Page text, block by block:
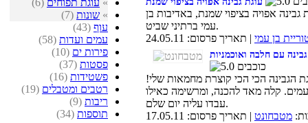
» עוגת תפוחים (6)
» שונות (7)
עוף (43)
עמים ועדות (58)
פירות ים (10)
פסטות (37)
פשטידות (16)
רטבים ומטבלים (19)
ריבות (9)
תוספות (34)
גבינה אפויה בציפוי שמנת, באדיבות בן
עמי ברתיני שביט.
בן עמי | תאריך פרסום: 24.05.11
עם חלבה ואוכמניות
הגבינה הכי הכי קוצרת מחמאות שלי!
קלה מאד להכנה, ומרשימה כאילו
עבדו עליה יום שלם.
מטבחונט | תאריך פרסום: 17.05.11